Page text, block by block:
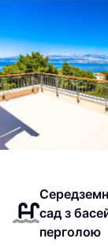
сад з
перголою